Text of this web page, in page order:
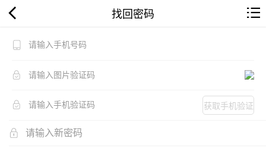
找回密码
获取手机验证